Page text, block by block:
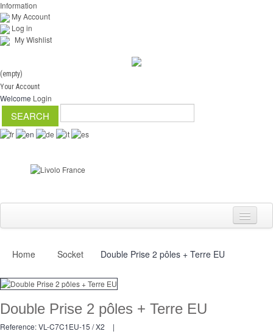
Information
My Account
Log in
My Wishlist
(empty)
Your Account
Welcome Login
Switch
Dimmer
2 Ways
Home Socket Double Prise 2 pôles + Terre EU
Double Prise 2 pôles + Terre EU
Reference:VL-C7C1EU-15 / X2 |